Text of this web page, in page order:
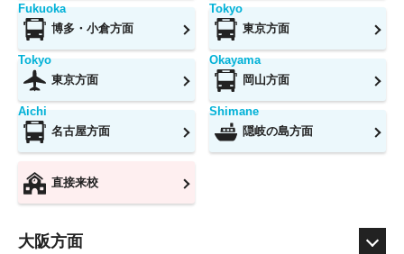
Fukuoka
博多・小倉方面
Tokyo
東京方面
Tokyo
東京方面
Okayama
岡山方面
Aichi
名古屋方面
Shimane
隠岐の島方面
直接来校
大阪方面